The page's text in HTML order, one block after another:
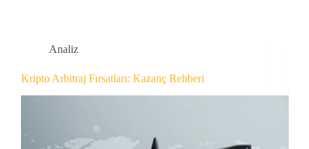
Analiz
Kripto Arbitraj Fırsatları: Kazanç Rehberi